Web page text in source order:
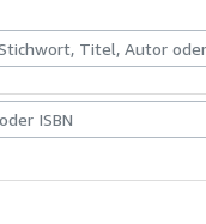
Sammlerstücke